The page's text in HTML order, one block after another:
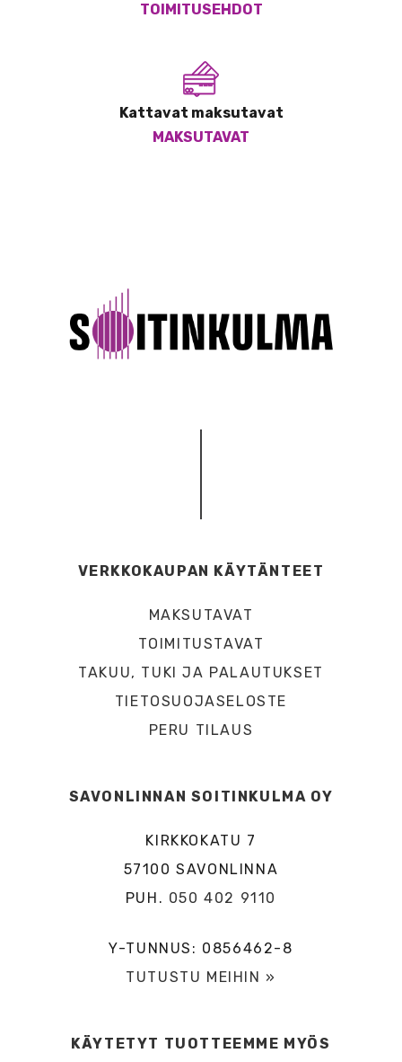
TOIMITUSEHDOT
Kattavat maksutavat
MAKSUTAVAT
VERKKOKAUPAN KÄYTÄNTEET
MAKSUTAVAT
TOIMITUSTAVAT
TAKUU, TUKI JA PALAUTUKSET
TIETOSUOJASELOSTE
PERU TILAUS
SAVONLINNAN SOITINKULMA OY
KIRKKOKATU 7
57100 SAVONLINNA
PUH. 050 402 9110
Y-TUNNUS: 0856462-8
TUTUSTU MEIHIN »
KÄYTETYT TUOTTEEMME MYÖS